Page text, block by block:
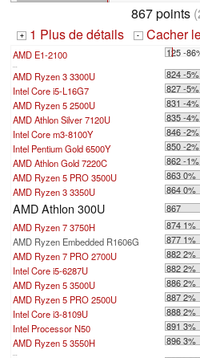
867 points
+ 1 Plus de détails - Cacher
AMD E1-2100 125 -
...
AMD Ryzen 3 3300U
824 -5%
Intel Core i5-L16G7
827 -5%
AMD Ryzen 5 2500U
831 -4%
AMD Athlon Silver 7120U
835 -4%
Intel Core m3-8100Y
846 -2%
Intel Pentium Gold 6500Y
850 -2%
AMD Athlon Gold 7220C
862 -1%
AMD Ryzen 5 PRO 3500U
863 0%
AMD Ryzen 3 3350U
864 0%
AMD Athlon 300U
867
AMD Ryzen 7 3750H
874 1%
AMD Ryzen Embedded R1606G
877 1%
AMD Ryzen 7 PRO 2700U
882 2%
Intel Core i5-6287U
882 2%
AMD Ryzen 5 3500U
886 2%
AMD Ryzen 5 PRO 2500U
887 2%
Intel Core i3-8109U
888 2%
Intel Processor N50
891 3%
AMD Ryzen 5 3550H
896 3%
...